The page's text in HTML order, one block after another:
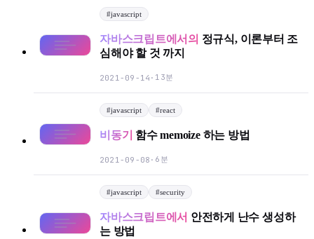
#javascript
자바스크립트에서의 정규식, 이론부터 조
심해야 할 것 까지
2021-09-14 · 13분
#javascript #react
비동기 함수 memoize 하는 방법
2021-09-08 · 6분
#javascript #security
자바스크립트에서 안전하게 난수 생성하
는 방법